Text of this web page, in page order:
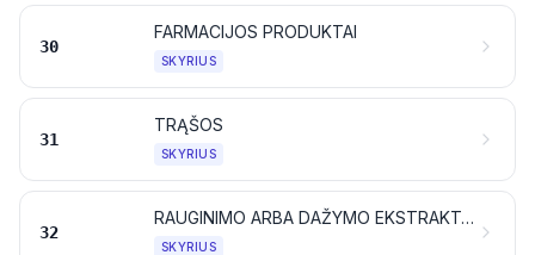
30
FARMACIJOS PRODUKTAI
SKYRIUS
31
TRĄŠOS
SKYRIUS
32
RAUGINIMO ARBA DAŽYMO EKSTRAKTAI; TANINAI IR JŲ DARINIAI; DAŽIKLIAI, PIGMENTAI IR KITOS DAŽIOSIOS MEDŽIAGOS; DAŽAI IR LAKAI; GLAISTAI IR KITOS MASTIKOS; RAŠALAI
SKYRIUS